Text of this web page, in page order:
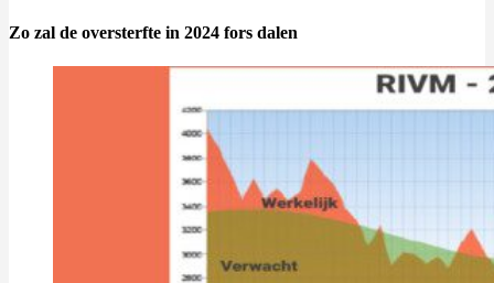
Zo zal de oversterfte in 2024 fors dalen